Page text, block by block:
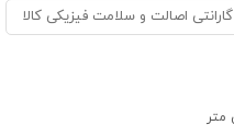
گارانتی اصالت و سلامت فیزیکی کالا